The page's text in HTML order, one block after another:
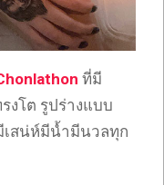
ที่มี
งโต รูปร่างแบบ
เสน่ห์มีน้ำมีนวลทุก